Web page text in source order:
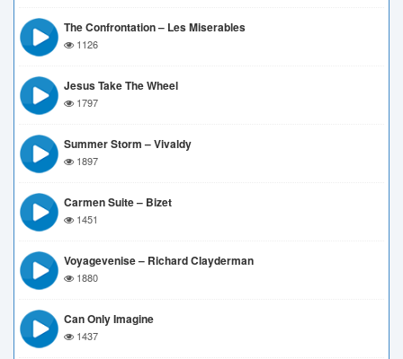
The Confrontation – Les Miserables
1126
Jesus Take The Wheel
1797
Summer Storm – Vivaldy
1897
Carmen Suite – Bizet
1451
Voyagevenise – Richard Clayderman
1880
Can Only Imagine
1437